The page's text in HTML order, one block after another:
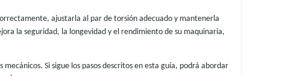
ajustarla al par de torsión adecuado y mantenerla
la seguridad, la longevidad y el rendimiento de su maquinaria,
Si sigue los pasos descritos en esta guía, podrá abordar